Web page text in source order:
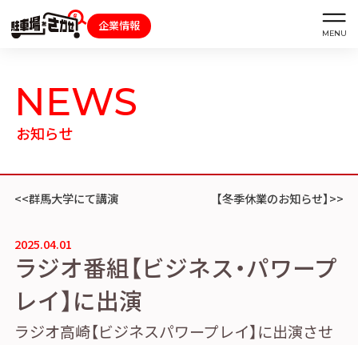
NEWS
お知らせ
群馬大学にて講演 【冬季休業のお知らせ】
2025.04.01
ラジオ番組【ビジネス・パワープ
レイ】に出演
ラジオ高崎【ビジネスパワープレイ】に出演させ
トラブル
ご契約中の駐車場ページのボタン